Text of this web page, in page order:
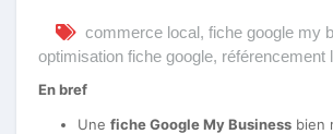
commerce local, fiche google my
optimisation fiche google, référencement
En bref
Une fiche Google My Business bien